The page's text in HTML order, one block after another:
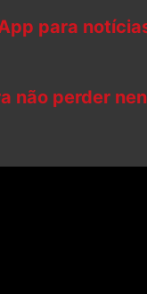
para
não perder